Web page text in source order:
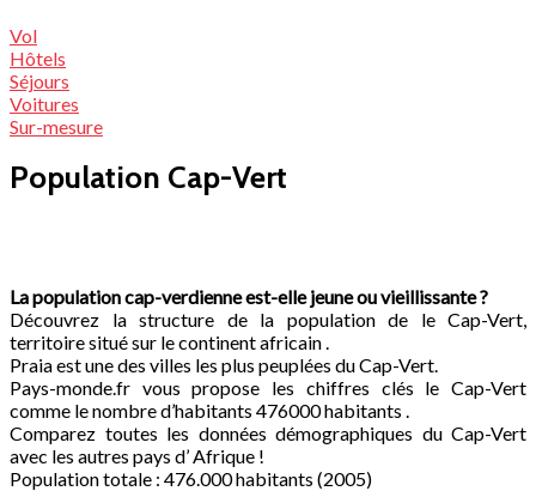
Vol
Hôtels
Séjours
Voitures
Sur-mesure
Population Cap-Vert
La population cap-verdienne est-elle jeune ou vieillissante ?
Découvrez la structure de la population de le Cap-Vert,
territoire situé sur le continent africain .
Praia est une des villes les plus peuplées du Cap-Vert.
Pays-monde.fr vous propose les chiffres clés le Cap-Vert
comme le nombre d’habitants 476000 habitants .
Comparez toutes les données démographiques du Cap-Vert
avec les autres pays d’ Afrique !
Population totale : 476.000 habitants (2005)